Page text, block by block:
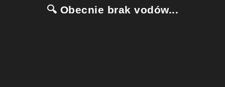
🔍 Obecnie brak vodów...